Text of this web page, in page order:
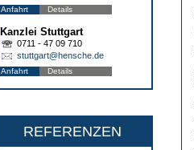
Anfahrt Details
Kanzlei Stuttgart
0711 - 47 09 710
stuttgart@hensche.de
Anfahrt Details
REFERENZEN